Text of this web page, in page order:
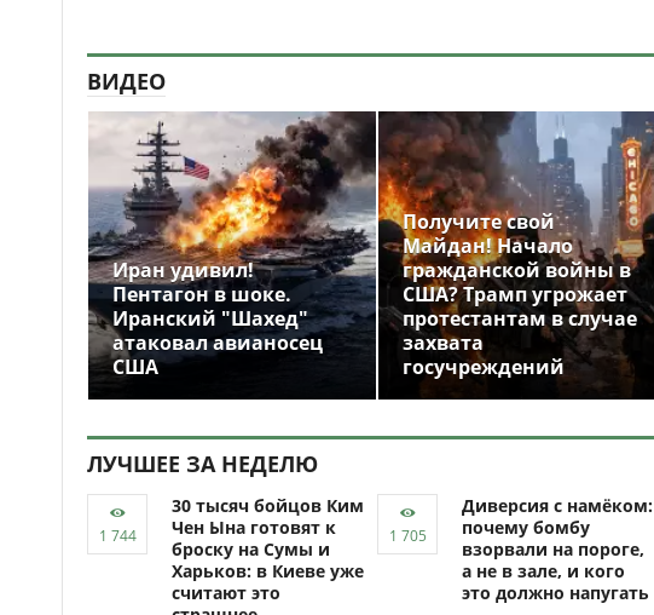
ВИДЕО
Иран удивил!
Пентагон в шоке.
Иранский "Шахед"
атаковал авианосец
США
Получите свой
Майдан! Начало
гражданской войны в
США? Трамп угрожает
протестантам в случае
захвата
госучреждений
ЛУЧШЕЕ ЗА НЕДЕЛЮ
30 тысяч бойцов Ким
Чен Ына готовят к
броску на Сумы и
Харьков: в Киеве уже
считают это
Диверсия с намёком:
почему бомбу
взорвали на пороге,
а не в зале, и кого
это должно напугать